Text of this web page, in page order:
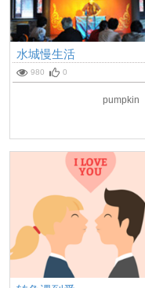
水城慢生活
980 0
pumpkin